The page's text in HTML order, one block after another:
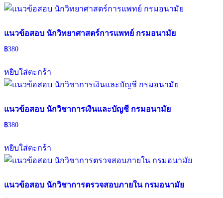
แนวข้อสอบ นักวิทยาศาสตร์การแพทย์ กรมอนามัย
฿380
หยิบใส่ตะกร้า
แนวข้อสอบ นักวิชาการเงินและบัญชี กรมอนามัย
฿380
หยิบใส่ตะกร้า
แนวข้อสอบ นักวิชาการตรวจสอบภายใน กรมอนามัย